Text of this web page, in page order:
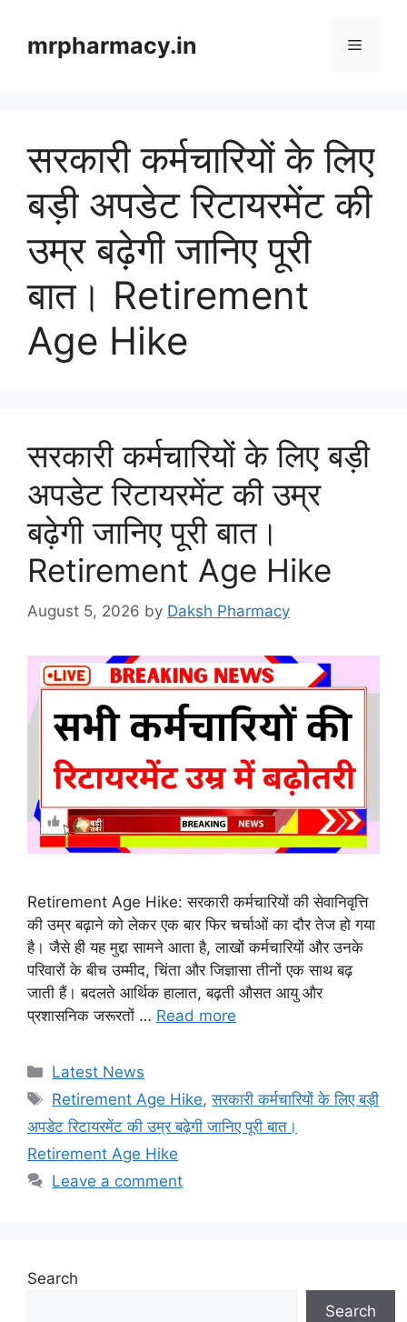
contentmrpharmacy.in Menu
सरकारी कर्मचारियों के लिए
बड़ी अपडेट रिटायरमेंट की
उम्र बढ़ेगी जानिए पूरी
बात। Retirement
Age Hike
सरकारी कर्मचारियों के लिए बड़ी
अपडेट रिटायरमेंट की उम्र
बढ़ेगी जानिए पूरी बात।
Retirement Age Hike
August 5, 2026 by Daksh Pharmacy
Retirement Age Hike: सरकारी कर्मचारियों की सेवानिवृत्ति
की उम्र बढ़ाने को लेकर एक बार फिर चर्चाओं का दौर तेज हो गया
है। जैसे ही यह मुद्दा सामने आता है, लाखों कर्मचारियों और उनके
परिवारों के बीच उम्मीद, चिंता और जिज्ञासा तीनों एक साथ बढ़
जाती हैं। बदलते आर्थिक हालात, बढ़ती औसत आयु और
प्रशासनिक जरूरतों … Read more
Categories
Latest News
Tags
Retirement Age Hike,सरकारी कर्मचारियों के लिए बड़ी
अपडेट रिटायरमेंट की उम्र बढ़ेगी जानिए पूरी बात।
Retirement Age Hike
Leave a comment
Search
Search